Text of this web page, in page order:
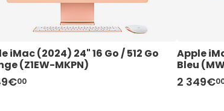
iMac (2024) 24" 16 Go / 512 Go
(Z1EW-MKPN)
00
Apple
Bleu
2 349€